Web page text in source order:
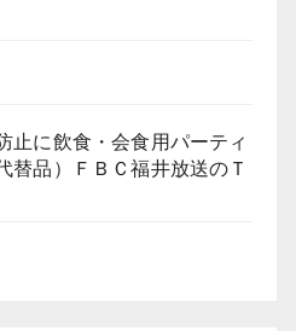
止に飲食・会食用パーティ
替品）ＦＢＣ福井放送のＴ